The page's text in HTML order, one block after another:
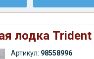
лодка Trident
Артикул: 98558996